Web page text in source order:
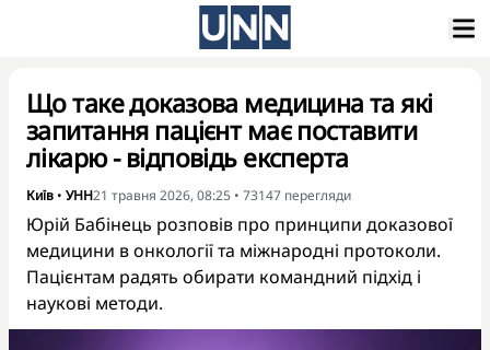
Що таке доказова медицина та які
запитання пацієнт має поставити
лікарю - відповідь експерта
Київ • УНН21 травня 2026, 08:25 • 73147 перегляди
Юрій Бабінець розповів про принципи доказової
медицини в онкології та міжнародні протоколи.
Пацієнтам радять обирати командний підхід і
наукові методи.